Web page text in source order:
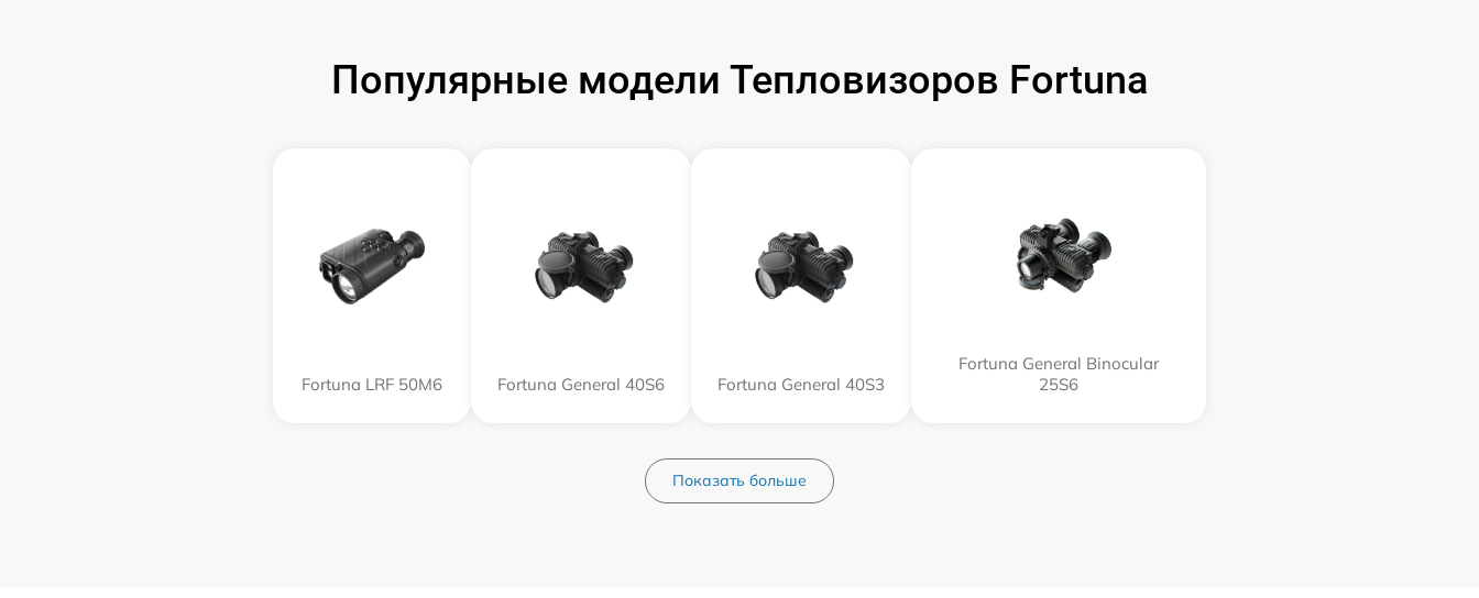
Популярные модели Тепловизоров Fortuna
Fortuna LRF 50M6 Fortuna General 40S6 Fortuna General 40S3
Fortuna General Binocular
25S6
Показать больше